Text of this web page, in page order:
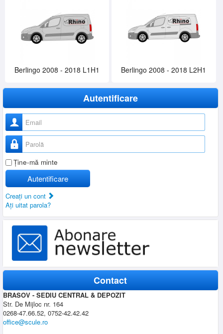
RESIGILATE
LICHIDARE
PRODUCATORI
SERVICE
BLOG
CONTACT
AUTENTIFICARE
Berlingo 2008 - 2018 L1H1 Berlingo 2008 - 2018 L2H1
Autentificare
Nume utilizator
Parolă
Ţine-mă minte
Autentificare
Creaţi un cont
Aţi uitat parola?
Contact
BRASOV - SEDIU CENTRAL & DEPOZIT
Str. De Mijloc nr. 164
0268-47.66.52, 0752-42.42.42
office@scule.ro